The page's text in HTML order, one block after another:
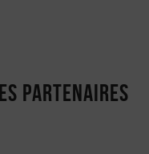
partenaires